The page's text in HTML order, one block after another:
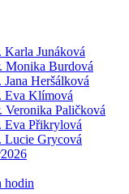
Junáková
Monika Burdová
Heršálková
Eva Klímová
Paličková
Eva Přikrylová
Lucie Grycová
hodin